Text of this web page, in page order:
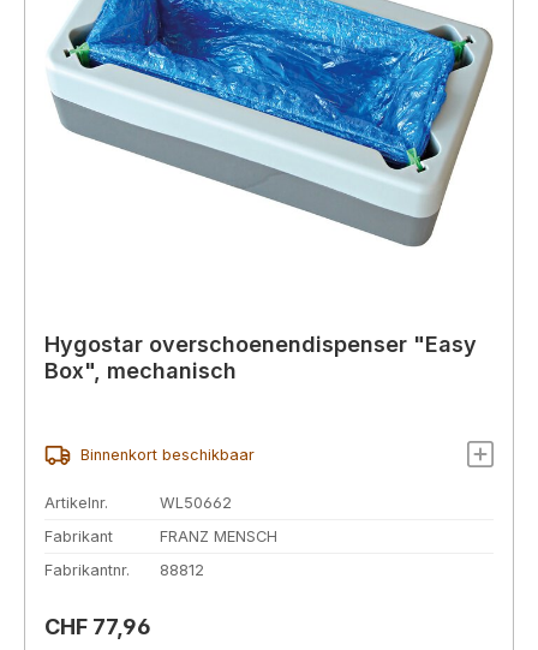
Hygostar overschoenendispenser "Easy
Box", mechanisch
Binnenkort beschikbaar
Artikelnr.
WL50662
Fabrikant
FRANZ MENSCH
Fabrikantnr.
88812
Normale prijs:
CHF 77,96